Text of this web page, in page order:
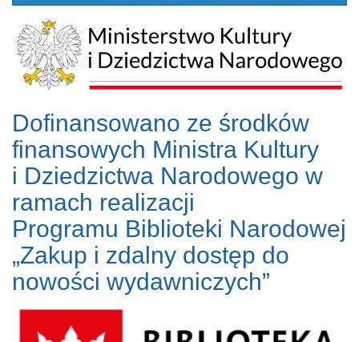
Dofinansowano ze środków
finansowych Ministra Kultury
i Dziedzictwa Narodowego w
ramach realizacji
Programu Biblioteki Narodowej
„Zakup i zdalny dostęp do
nowości wydawniczych”